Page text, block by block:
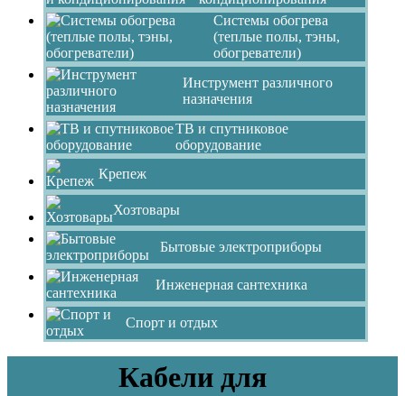
Системы обогрева
(теплые полы, тэны,
обогреватели)
Инструмент различного
назначения
ТВ и спутниковое
оборудование
Крепеж
Хозтовары
Бытовые электроприборы
Инженерная сантехника
Спорт и отдых
Кабели для